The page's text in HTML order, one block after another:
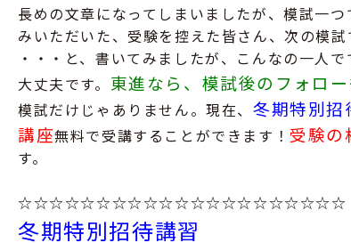
長めの文章になってしまいましたが、模試一
みいただいた、受験を控えた皆さん、次の模
・・・と、書いてみましたが、こんなの一人
大丈夫です。 東進なら、模試後のフォロ
模試だけじゃありません。現在、 冬期特別招
講座無料で受講することができます！ 受験の
す。
☆☆☆☆☆☆☆☆☆☆☆☆☆☆☆☆☆☆☆☆☆
冬期特別招待講習